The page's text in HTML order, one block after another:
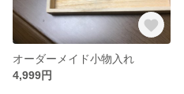
オーダーメイド小物入れ
4,999円